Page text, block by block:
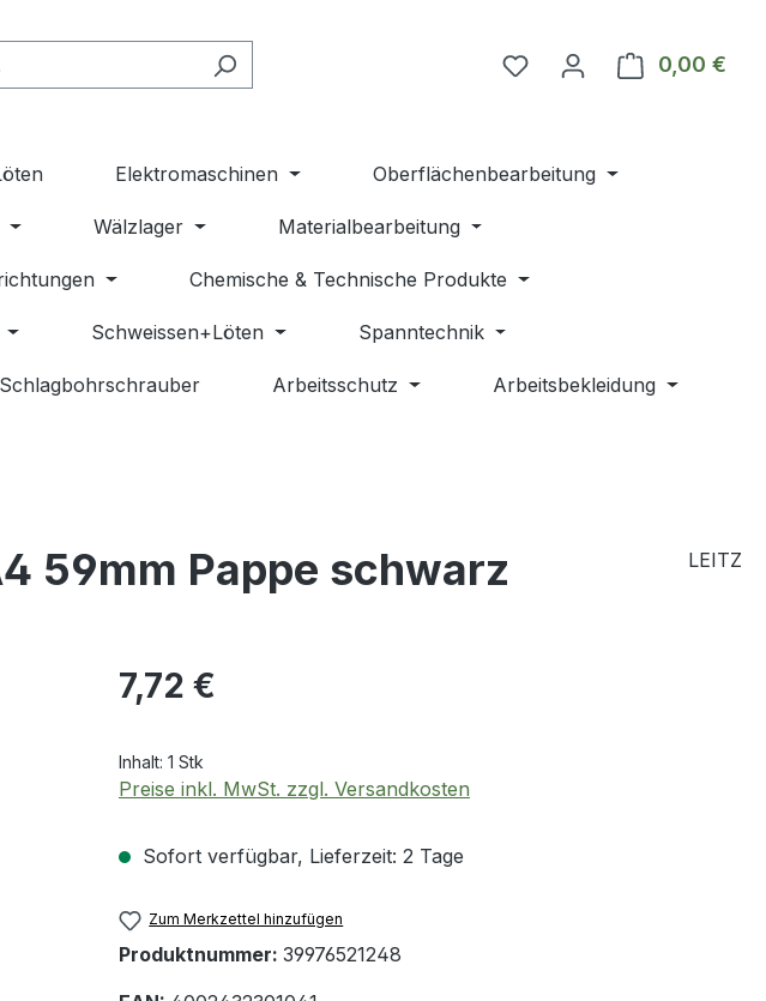
Du hast 0 Produkte auf
0,00 €
Elektromaschinen Oberflächenbearbeitung
Wälzlager Materialbearbeitung
Chemische & Technische Produkte
Schweissen+Löten Spanntechnik
Arbeitsschutz Arbeitsbekleidung
59mm Pappe schwarz LEITZ
Regulärer Preis:
7,72 €
Inhalt: 1 Stk
Preise inkl. MwSt. zzgl. Versandkosten
Sofort verfügbar, Lieferzeit: 2 Tage
Zum Merkzettel hinzufügen
Produktnummer: 39976521248